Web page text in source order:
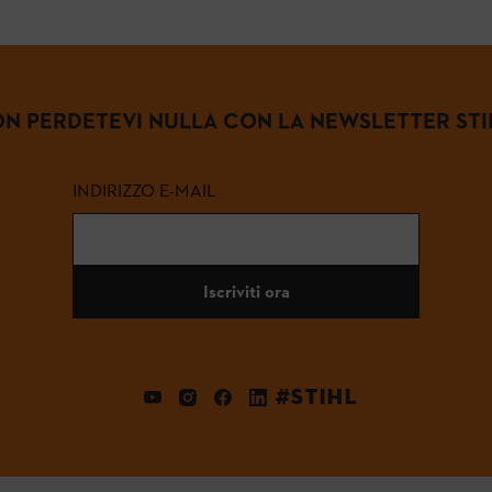
PERDETEVI NULLA CON LA NEWSLETTER
INDIRIZZO E-MAIL
Iscriviti ora
#STIHL